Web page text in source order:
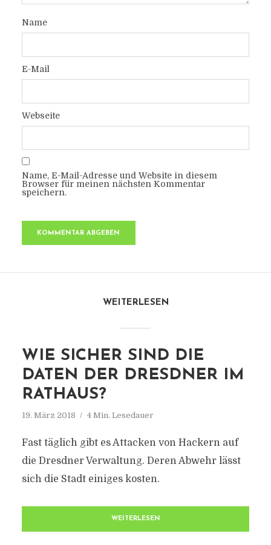
Name
E-Mail
Webseite
Name, E-Mail-Adresse und Website in diesem
Browser für meinen nächsten Kommentar
speichern.
WEITERLESEN
WIE SICHER SIND DIE
DATEN DER DRESDNER IM
RATHAUS?
19. März 2018 4 Min. Lesedauer
Fast täglich gibt es Attacken von Hackern auf
die Dresdner Verwaltung. Deren Abwehr lässt
sich die Stadt einiges kosten.
WEITERLESEN